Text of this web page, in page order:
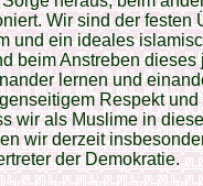
Wir sind der
und ein ideales
beim Anstreben
lernen und
Respekt
wir als Muslime in
wir derzeit
der Demokratie.